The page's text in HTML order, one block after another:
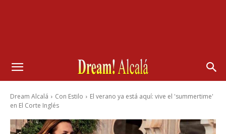
Dream Alcalá Con Estilo
El verano ya está aquí: vive el 'summertime'
en El Corte Inglés